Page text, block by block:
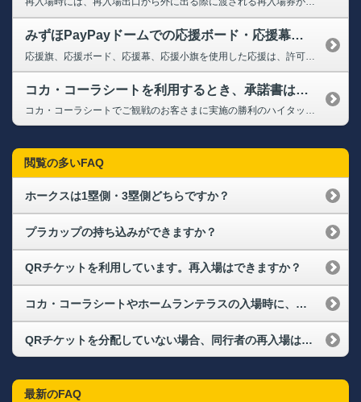
みずほPayPayドームでの応援ボード・応援幕、応援小旗の使用は可能ですか？
コカ・コーラシートを利用するとき、承諾書はどこで書きますか？
コカ・コーラシートでご観戦のお客さまに実施の勝利のハイタッチにつきまして、 ご観戦当日、観戦に関するご説明後に、本注意事項に同意いただく誓約書へご署名いただきます。ご協力のほどよろしくお願いいたします。 ➡【コカ・コーラシート】誓約書はこちら
閲覧の多いFAQ
ホークスは1塁側・3塁側どちらですか？
プラカップの持ち込みができますか？
QRチケットを利用しています。再入場はできますか？
コカ・コーラシートやホームランテラスの入場時に、リストバンドの着用は実施しますか？
QRチケットを分配していない場合、同行者の再入場はどのようになりますか。
最新のFAQ